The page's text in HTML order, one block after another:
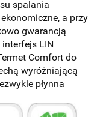
spalania
a przy
gwarancją
LIN
Comfort do
wyróżniającą
płynna